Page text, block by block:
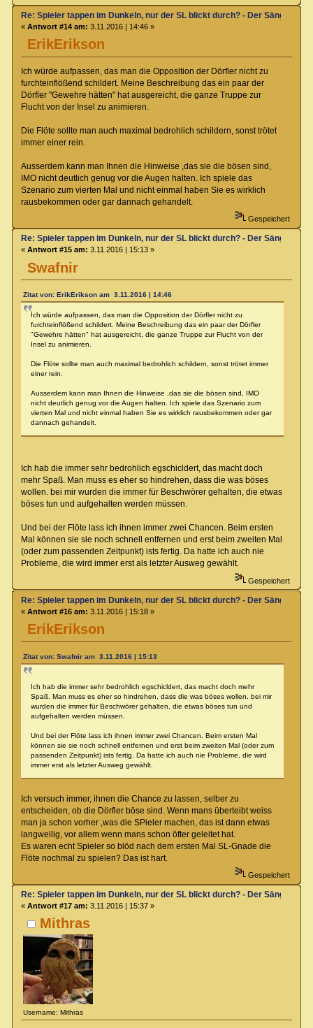
ErikErikson
Re: Spieler tappen im Dunkeln, nur der SL blickt durch? - Der Sänger von
« Antwort #14 am: 3.11.2016 | 14:46 »
Ich würde aufpassen, das man die Opposition der Dörfler nicht zu
furchteinflößend schildert. Meine Beschreibung das ein paar der
Dörfler "Gewehre hätten" hat ausgereicht, die ganze Truppe zur
Flucht von der Insel zu animieren.
Die Flöte sollte man auch maximal bedrohlich schildern, sonst trötet
immer einer rein.
Ausserdem kann man Ihnen die Hinweise ,das sie die bösen sind,
IMO nicht deutlich genug vor die Augen halten. Ich spiele das
Szenario zum vierten Mal und nicht einmal haben Sie es wirklich
rausbekommen oder gar dannach gehandelt.
Gespeichert
Swafnir
Re: Spieler tappen im Dunkeln, nur der SL blickt durch? - Der Sänger von
« Antwort #15 am: 3.11.2016 | 15:13 »
Zitat von: ErikErikson am 3.11.2016 | 14:46
Ich würde aufpassen, das man die Opposition der Dörfler nicht zu
furchteinflößend schildert. Meine Beschreibung das ein paar der Dörfler
"Gewehre hätten" hat ausgereicht, die ganze Truppe zur Flucht von der
Insel zu animieren.
Die Flöte sollte man auch maximal bedrohlich schildern, sonst trötet immer
einer rein.
Ausserdem kann man Ihnen die Hinweise ,das sie die bösen sind, IMO
nicht deutlich genug vor die Augen halten. Ich spiele das Szenario zum
vierten Mal und nicht einmal haben Sie es wirklich rausbekommen oder gar
dannach gehandelt.
Ich hab die immer sehr bedrohlich egschicldert, das macht doch
mehr Spaß. Man muss es eher so hindrehen, dass die was böses
wollen. bei mir wurden die immer für Beschwörer gehalten, die etwas
böses tun und aufgehalten werden müssen.
Und bei der Flöte lass ich ihnen immer zwei Chancen. Beim ersten
Mal können sie sie noch schnell entfernen und erst beim zweiten Mal
(oder zum passenden Zeitpunkt) ists fertig. Da hatte ich auch nie
Probleme, die wird immer erst als letzter Ausweg gewählt.
Gespeichert
ErikErikson
Re: Spieler tappen im Dunkeln, nur der SL blickt durch? - Der Sänger von
« Antwort #16 am: 3.11.2016 | 15:18 »
Zitat von: Swafnir am 3.11.2016 | 15:13
Ich hab die immer sehr bedrohlich egschicldert, das macht doch mehr
Spaß. Man muss es eher so hindrehen, dass die was böses wollen. bei mir
wurden die immer für Beschwörer gehalten, die etwas böses tun und
aufgehalten werden müssen.
Und bei der Flöte lass ich ihnen immer zwei Chancen. Beim ersten Mal
können sie sie noch schnell entfernen und erst beim zweiten Mal (oder zum
passenden Zeitpunkt) ists fertig. Da hatte ich auch nie Probleme, die wird
immer erst als letzter Ausweg gewählt.
Ich versuch immer, ihnen die Chance zu lassen, selber zu
entscheiden, ob die Dörfler böse sind. Wenn mans überteibt weiss
man ja schon vorher ,was die SPieler machen, das ist dann etwas
langweilig, vor allem wenn mans schon öfter geleitet hat.
Es waren echt Spieler so blöd nach dem ersten Mal SL-Gnade die
Flöte nochmal zu spielen? Das ist hart.
Gespeichert
Mithras
Username: Mithras
Re: Spieler tappen im Dunkeln, nur der SL blickt durch? - Der Sänger von
« Antwort #17 am: 3.11.2016 | 15:37 »